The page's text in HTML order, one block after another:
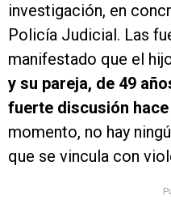
investigación, en
Policía Judicial. Las
manifestado que el
y su pareja, de 49
fuerte discusión
momento, no hay
que se vincula con